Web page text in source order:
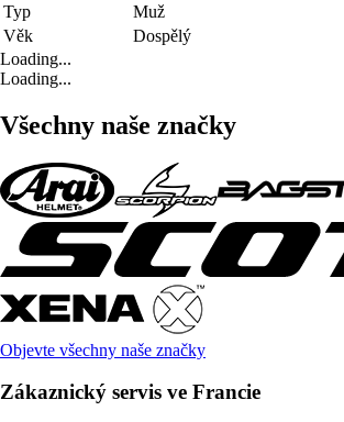
Typ
Muž
Věk
Dospělý
Loading...
Loading...
Všechny naše značky
Objevte všechny naše značky
Zákaznický servis ve Francie